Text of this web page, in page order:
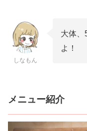
しなもん
大体、
よ！
メニュー紹介